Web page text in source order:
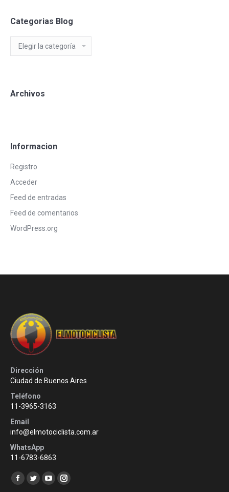
Categorias Blog
Categorias
Blog
Archivos
Informacion
Registro
Acceder
Feed de entradas
Feed de comentarios
WordPress.org
Dirección
Ciudad de Buenos Aires
Teléfono
11-3965-3163
Email
info@elmotociclista.com.ar
WhatsApp
11-6783-6863
Encuéntranos en:
Facebook
TwitterYouTubeInstagram